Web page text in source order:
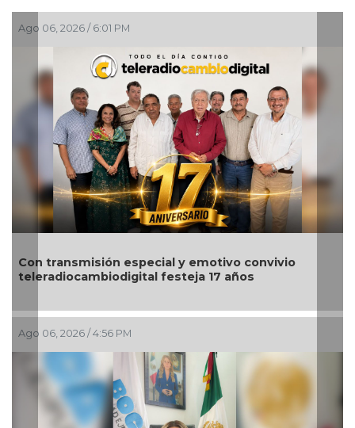
PM
especial y emotivo convivio
festeja 17 años
PM
Nahle
para impulsar